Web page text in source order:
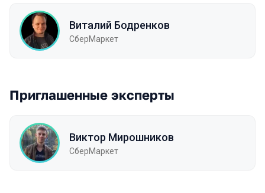
Виталий Бодренков
СберМаркет
Приглашенные эксперты
Виктор Мирошников
СберМаркет